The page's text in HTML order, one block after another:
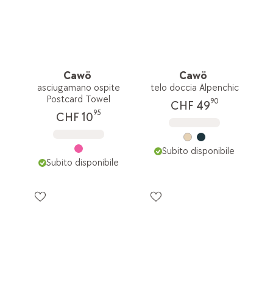
Cawö
asciugamano ospite
Postcard Towel
CHF 1095
Subito disponibile
Cawö
telo doccia Alpenchic
CHF 4990
Subito disponibile